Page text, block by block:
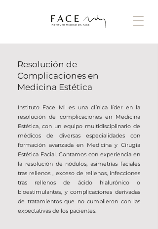
Resolución de
Complicaciones en
Medicina Estética
Instituto Face Mi es una clínica líder en la
resolución de complicaciones en Medicina
Estética, con un equipo multidisciplinario de
médicos de diversas especialidades con
formación avanzada en Medicina y Cirugía
Estética Facial. Contamos con experiencia en
la resolución de nódulos,asimetrías faciales
tras rellenos , exceso de rellenos, infecciones
tras rellenos de ácido hialurónico o
bioestimulantes, y complicaciones derivadas
de tratamientos que no cumplieron con las
expectativas de los pacientes.